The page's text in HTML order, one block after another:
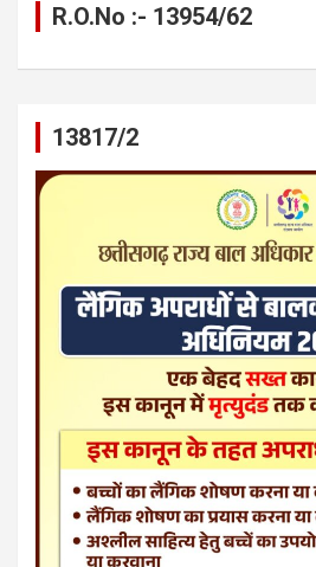
R.O.No :- 13954/62
13817/2